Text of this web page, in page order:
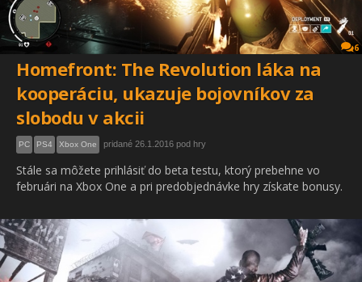
6
Homefront: The Revolution láka na
kooperáciu, ukazuje bojovníkov za
slobodu v akcii
PC PS4 Xbox One pridané 26.1.2016 pod hry
Stále sa môžete prihlásiť do beta testu, ktorý prebehne vo
februári na Xbox One a pri predobjednávke hry získate bonusy.